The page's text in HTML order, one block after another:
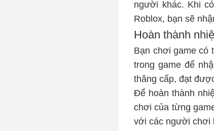
người khác. Khi
Roblox, bạn sẽ
Hoàn thành
Bạn chơi game có
trong game để
thăng cấp, đạt
Để hoàn thành
chơi của từng
với các người chơi